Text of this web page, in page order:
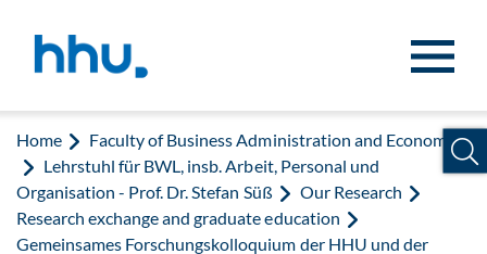
Home
Faculty of Business Administration and Economics
Lehrstuhl für BWL, insb. Arbeit, Personal und
Organisation - Prof. Dr. Stefan Süß
Our Research
Research exchange and graduate education
Gemeinsames Forschungskolloquium der HHU und der